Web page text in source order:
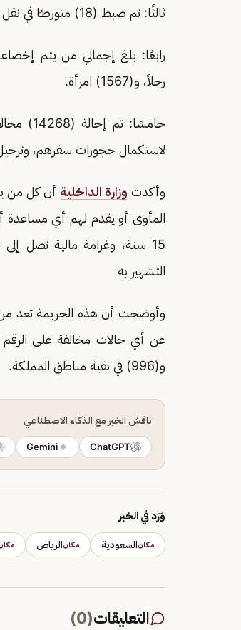
ثالثًا: تم ضبط (18) متورطـًا في نقل وإيواء وتشغيل مخالفي أنظمة الإقامة والعمل وأمن الحدود والتستر عليهم.
رجلاً، و(1567) امرأة.
لاستكمال حجوزات سفرهم، وترحيل (7989)
وأكدت وزارة الداخلية أن كل من
المأوى أو يقدم لهم أي
15 سنة، وغرامة مالية تصل
التشهير به
وأوضحت أن هذه الجريمة تعد من
عن أي حالات مخالفة على الرقم (911) بمناطق مكة المكرمة والمدينة
و(996) في بقية مناطق المملكة.
ناقش الخبر مع الذكاء الاصطناعي
ChatGPT
Gemini
وَرَد في الخبر
مكانالسعودية مكانالرياض
التعليقات(
0
)